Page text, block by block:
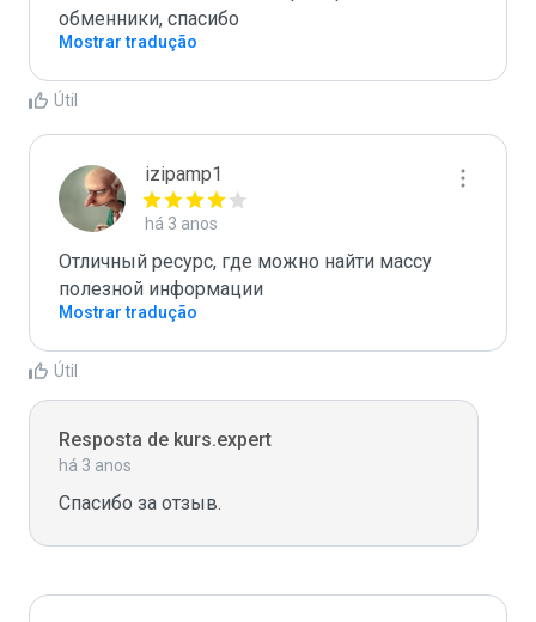
обменники, спасибо
Mostrar tradução
Útil
izipamp1
há 3 anos
Отличный ресурс, где можно найти массу
полезной информации
Mostrar tradução
Útil
Resposta de kurs.expert
há 3 anos
Спасибо за отзыв.